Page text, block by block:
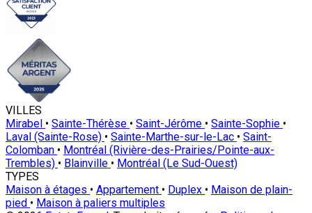
VILLES
Mirabel • Sainte-Thérèse • Saint-Jérôme • Sainte-Sophie •
Laval (Sainte-Rose) • Sainte-Marthe-sur-le-Lac • Saint-
Colomban • Montréal (Rivière-des-Prairies/Pointe-aux-
Trembles) • Blainville • Montréal (Le Sud-Ouest)
TYPES
Maison à étages • Appartement • Duplex • Maison de plain-
pied • Maison à paliers multiples